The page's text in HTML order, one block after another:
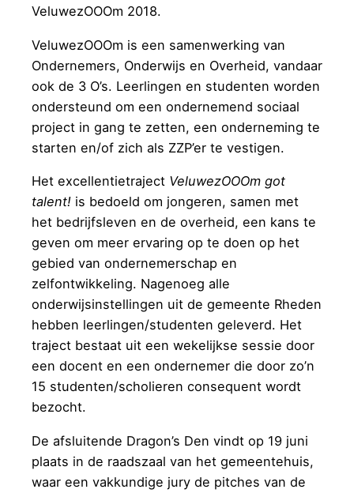
VeluwezOOOm 2018.
VeluwezOOOm is een samenwerking van
Ondernemers, Onderwijs en Overheid, vandaar
ook de 3 O’s. Leerlingen en studenten worden
ondersteund om een ondernemend sociaal
project in gang te zetten, een onderneming te
starten en/of zich als ZZP’er te vestigen.
Het excellentietraject VeluwezOOOm got
talent! is bedoeld om jongeren, samen met
het bedrijfsleven en de overheid, een kans te
geven om meer ervaring op te doen op het
gebied van ondernemerschap en
zelfontwikkeling. Nagenoeg alle
onderwijsinstellingen uit de gemeente Rheden
hebben leerlingen/studenten geleverd. Het
traject bestaat uit een wekelijkse sessie door
een docent en een ondernemer die door zo’n
15 studenten/scholieren consequent wordt
bezocht.
De afsluitende Dragon’s Den vindt op 19 juni
plaats in de raadszaal van het gemeentehuis,
waar een vakkundige jury de pitches van de